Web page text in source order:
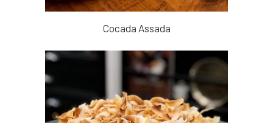
Cocada Assada